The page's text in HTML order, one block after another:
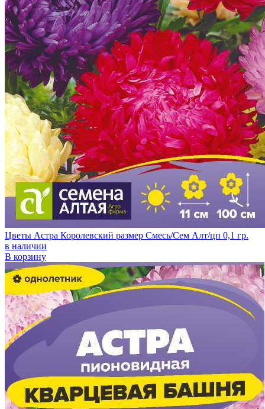
Цветы Астра Королевский размер Смесь/Сем Алт/цп 0,1 гр.
в наличии
В корзину